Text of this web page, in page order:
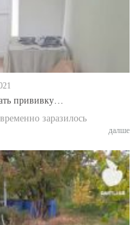
прививку…
заразилось
далше